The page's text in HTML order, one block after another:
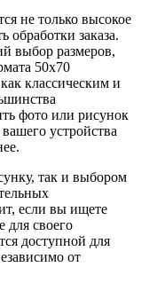
не только высокое
обработки заказа.
выбор размеров,
50х70
классическим и
фото или рисунок
устройства
так и выбором
если вы ищете
для своего
доступной для
от